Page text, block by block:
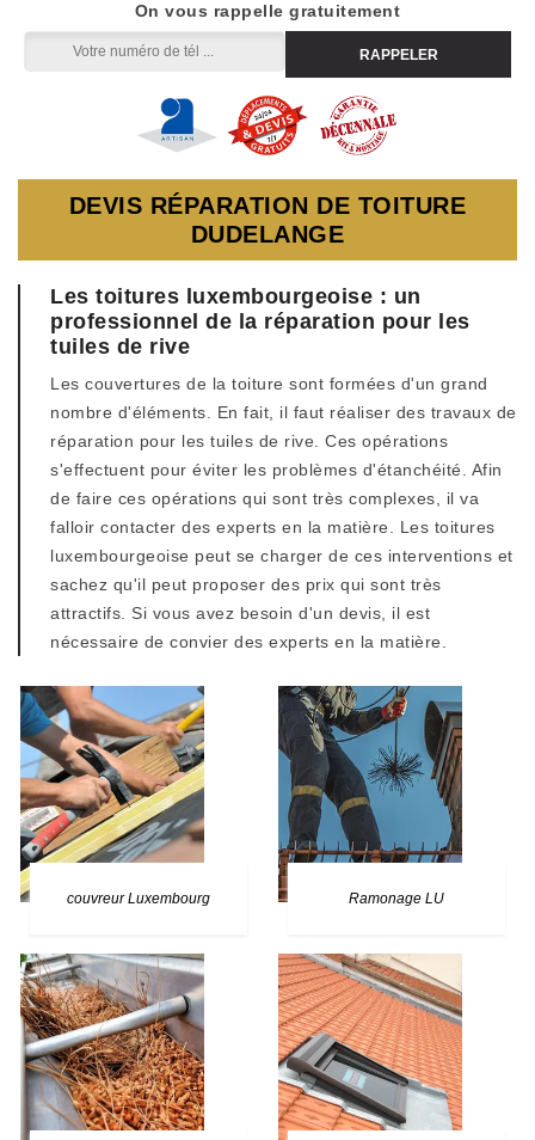
On vous rappelle gratuitement
DEVIS RÉPARATION DE TOITURE
DUDELANGE
Les toitures luxembourgeoise : un
professionnel de la réparation pour les
tuiles de rive
Les couvertures de la toiture sont formées d'un grand
nombre d'éléments. En fait, il faut réaliser des travaux de
réparation pour les tuiles de rive. Ces opérations
s'effectuent pour éviter les problèmes d'étanchéité. Afin
de faire ces opérations qui sont très complexes, il va
falloir contacter des experts en la matière. Les toitures
luxembourgeoise peut se charger de ces interventions et
sachez qu'il peut proposer des prix qui sont très
attractifs. Si vous avez besoin d'un devis, il est
nécessaire de convier des experts en la matière.
couvreur Luxembourg Ramonage LU